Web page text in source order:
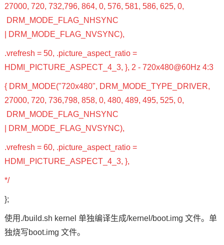
27000, 720, 732,796, 864, 0, 576, 581, 586, 625, 0,
DRM_MODE_FLAG_NHSYNC
| DRM_MODE_FLAG_NVSYNC),
.vrefresh = 50, .picture_aspect_ratio =
HDMI_PICTURE_ASPECT_4_3, }, 2 - 720x480@60Hz 4:3
{ DRM_MODE("720x480", DRM_MODE_TYPE_DRIVER,
27000, 720, 736,798, 858, 0, 480, 489, 495, 525, 0,
DRM_MODE_FLAG_NHSYNC
| DRM_MODE_FLAG_NVSYNC),
.vrefresh = 60, .picture_aspect_ratio =
HDMI_PICTURE_ASPECT_4_3, },
*/
};
使用./build.sh kernel 单独编译生成/kernel/boot.img 文件。单
独烧写boot.img 文件。